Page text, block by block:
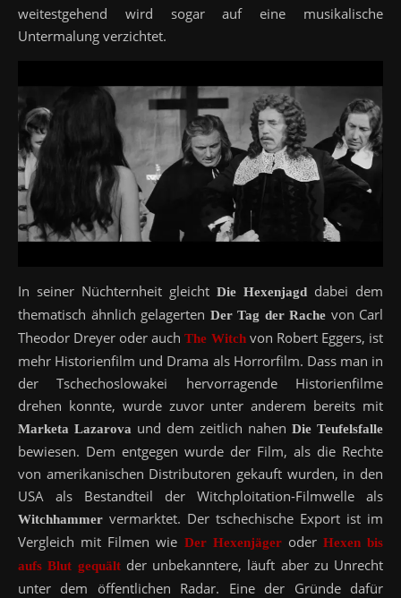
weitestgehend wird sogar auf eine musikalische
Untermalung verzichtet.
In seiner Nüchternheit gleicht Die Hexenjagd dabei dem
thematisch ähnlich gelagerten Der Tag der Rache von Carl
Theodor Dreyer oder auchThe Witchvon Robert Eggers, ist
mehr Historienfilm und Drama als Horrorfilm. Dass man in
der Tschechoslowakei hervorragende Historienfilme
drehen konnte, wurde zuvor unter anderem bereits mit
Marketa Lazarova und dem zeitlich nahen Die Teufelsfalle
bewiesen. Dem entgegen wurde der Film, als die Rechte
von amerikanischen Distributoren gekauft wurden, in den
USA als Bestandteil der Witchploitation-Filmwelle als
Witchhammer vermarktet. Der tschechische Export ist im
Vergleich mit Filmen wie Der Hexenjägeroder Hexen bis
aufs Blut gequältder unbekanntere, läuft aber zu Unrecht
unter dem öffentlichen Radar. Eine der Gründe dafür